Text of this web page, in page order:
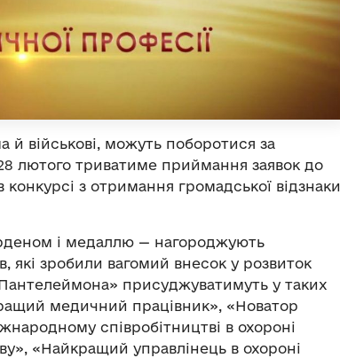
й військові, можуть поборотися за
лютого триватиме приймання заявок до
з отримання громадської відзнаки
і медаллю — нагороджують
які зробили вагомий внесок у розвиток
присуджуватимуть у таких
медичний працівник», «Новатор
співробітництві в охороні
«Найкращий управлінець в охороні